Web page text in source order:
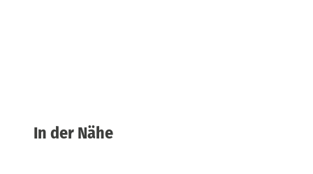
In der Nähe